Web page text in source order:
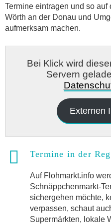
Termine eintragen und so
Wörth an der Donau und
aufmerksam machen.
Bei Klick wird
Servern
Externen
Termine in der
Auf Flohmarkt.info
Schnäppchenmarkt-
sichergehen möchte,
verpassen, schaut
Supermärkten, lokale